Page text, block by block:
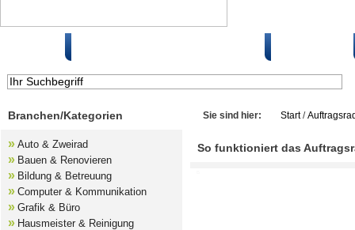
Branchen/Kategorien
» Auto & Zweirad
» Bauen & Renovieren
» Bildung & Betreuung
» Computer & Kommunikation
» Grafik & Büro
» Hausmeister & Reinigung
Sie sind hier: Start/
So funktioniert das